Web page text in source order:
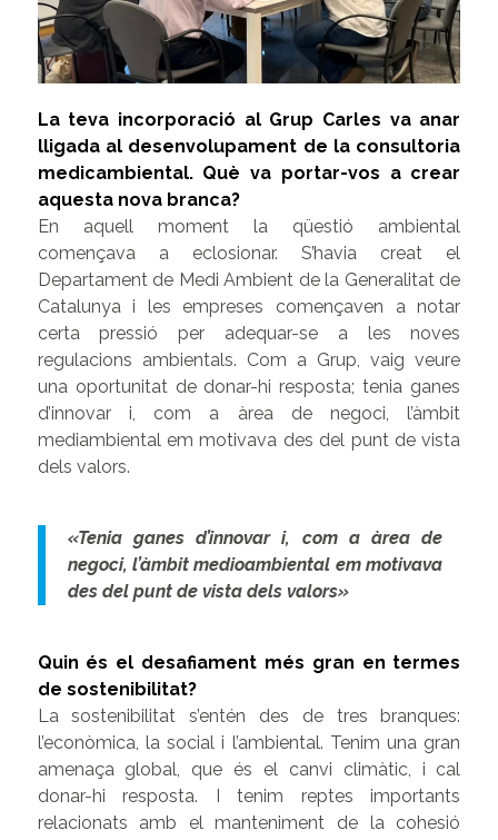
La teva incorporació al Grup Carles va anar
lligada al desenvolupament de la consultoria
medicambiental. Què va portar-vos a crear
aquesta nova branca?
En aquell moment la qüestió ambiental
començava a eclosionar. S’havia creat el
Departament de Medi Ambient de la Generalitat de
Catalunya i les empreses començaven a notar
certa pressió per adequar-se a les noves
regulacions ambientals. Com a Grup, vaig veure
una oportunitat de donar-hi resposta; tenia ganes
d’innovar i, com a àrea de negoci, l’àmbit
mediambiental em motivava des del punt de vista
dels valors.
«Tenia ganes d’innovar i, com a àrea de
negoci, l’àmbit medioambiental em motivava
des del punt de vista dels valors»
Quin és el desafiament més gran en termes
de sostenibilitat?
La sostenibilitat s’entén des de tres branques:
l’econòmica, la social i l’ambiental. Tenim una gran
amenaça global, que és el canvi climàtic, i cal
donar-hi resposta. I tenim reptes importants
relacionats amb el manteniment de la cohesió